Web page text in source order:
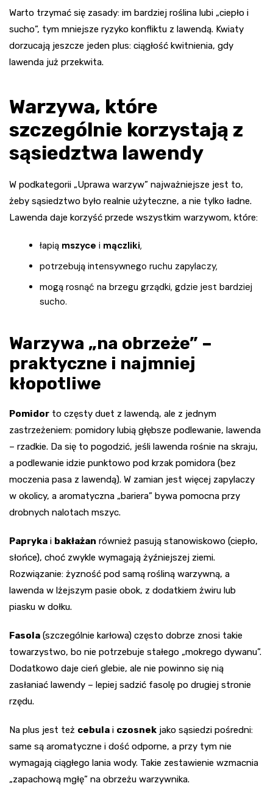
Warto trzymać się zasady: im bardziej roślina lubi „ciepło i
sucho”, tym mniejsze ryzyko konfliktu z lawendą. Kwiaty
dorzucają jeszcze jeden plus: ciągłość kwitnienia, gdy
lawenda już przekwita.
Warzywa, które
szczególnie korzystają z
sąsiedztwa lawendy
W podkategorii „Uprawa warzyw” najważniejsze jest to,
żeby sąsiedztwo było realnie użyteczne, a nie tylko ładne.
Lawenda daje korzyść przede wszystkim warzywom, które:
łapią mszyce i mączliki,
potrzebują intensywnego ruchu zapylaczy,
mogą rosnąć na brzegu grządki, gdzie jest bardziej
sucho.
Warzywa „na obrzeże” –
praktyczne i najmniej
kłopotliwe
Pomidor to częsty duet z lawendą, ale z jednym
zastrzeżeniem: pomidory lubią głębsze podlewanie, lawenda
– rzadkie. Da się to pogodzić, jeśli lawenda rośnie na skraju,
a podlewanie idzie punktowo pod krzak pomidora (bez
moczenia pasa z lawendą). W zamian jest więcej zapylaczy
w okolicy, a aromatyczna „bariera” bywa pomocna przy
drobnych nalotach mszyc.
Papryka i bakłażan również pasują stanowiskowo (ciepło,
słońce), choć zwykle wymagają żyźniejszej ziemi.
Rozwiązanie: żyzność pod samą rośliną warzywną, a
lawenda w lżejszym pasie obok, z dodatkiem żwiru lub
piasku w dołku.
Fasola (szczególnie karłowa) często dobrze znosi takie
towarzystwo, bo nie potrzebuje stałego „mokrego dywanu”.
Dodatkowo daje cień glebie, ale nie powinno się nią
zasłaniać lawendy – lepiej sadzić fasolę po drugiej stronie
rzędu.
Na plus jest też cebula i czosnek jako sąsiedzi pośredni:
same są aromatyczne i dość odporne, a przy tym nie
wymagają ciągłego lania wody. Takie zestawienie wzmacnia
„zapachową mgłę” na obrzeżu warzywnika.